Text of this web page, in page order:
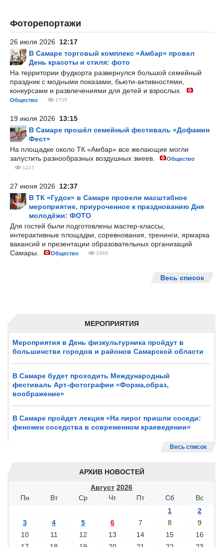
МЕРОПРИЯТИЯ
Мероприятия в День физкультурника пройдут в
большинстве городов и районов Самарской области
В Самаре будет проходить Международный
фестиваль Арт-фотографии «Форма,образ,
воображение»
В Самаре пройдет лекция «На пирог пришли соседи:
феномен соседства в современном краеведении»
Весь список
АРХИВ НОВОСТЕЙ
Август 2026
Пн
Вт Ср Чт Пт Сб
Вс
1
2
3
4 5 6 7 8
9
10
11 12 13 14 15
16
Фоторепортажи
26 июля 2026 12:17
В Самаре торговый комплекс «Амбар» провел
День красоты и стиля: фото
На территории фудкорта развернулся большой семейный
праздник с модными показами, бьюти-активностями,
конкурсами и развлечениями для детей и взрослых.
Общество 1705
19 июля 2026 13:15
В Самаре прошёл семейный фестиваль «Дофамин
Фест»
На площадке около ТК «Амбар» все желающие могли
запустить разнообразных воздушных змеев.
Общество
1227
27 июня 2026 12:37
В ТК «Гудок» в Самаре провели масштабное
мероприятие, приуроченное к празднованию Дня
молодёжи: ФОТО
Для гостей были подготовлены мастер-классы,
интерактивные площадки, соревнования, тренинги, ярмарка
вакансий и презентации образовательных организаций
Самары.
Общество 2949
Весь список